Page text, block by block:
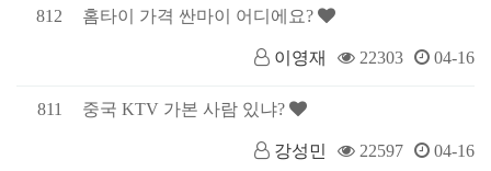
812 홈타이 가격 싼마이 어디에요?
이영재 22303 04-16
811 중국 KTV 가본 사람 있냐?
강성민 22597 04-16